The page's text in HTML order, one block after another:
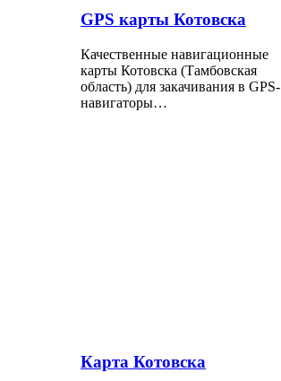
GPS карты Котовска
Качественные навигационные
карты Котовска (Тамбовская
область) для закачивания в GPS-
навигаторы…
Карта Котовска